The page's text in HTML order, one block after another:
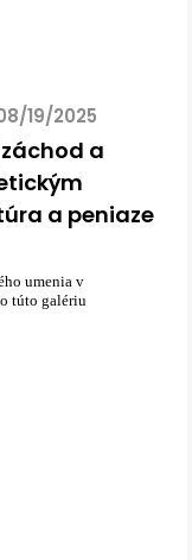
19/2025
a
a peniaze
umenia v
túto galériu